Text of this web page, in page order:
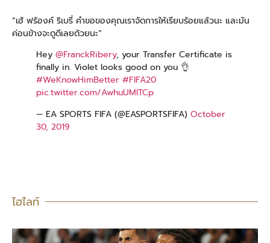
“เฮ้ ฟร้องค์ ริเบรี่ คำขอของคุณเราจัดการให้เรียบร้อยแล้วนะ และมัน
ค่อนข้างจะดูดีเลยด้วยนะ”
Hey @FranckRibery, your Transfer Certificate is
finally in. Violet looks good on you 👌
#WeKnowHimBetter #FIFA20
pic.twitter.com/AwhuUMITCp
— EA SPORTS FIFA (@EASPORTSFIFA) October
30, 2019
ไฮไลท์